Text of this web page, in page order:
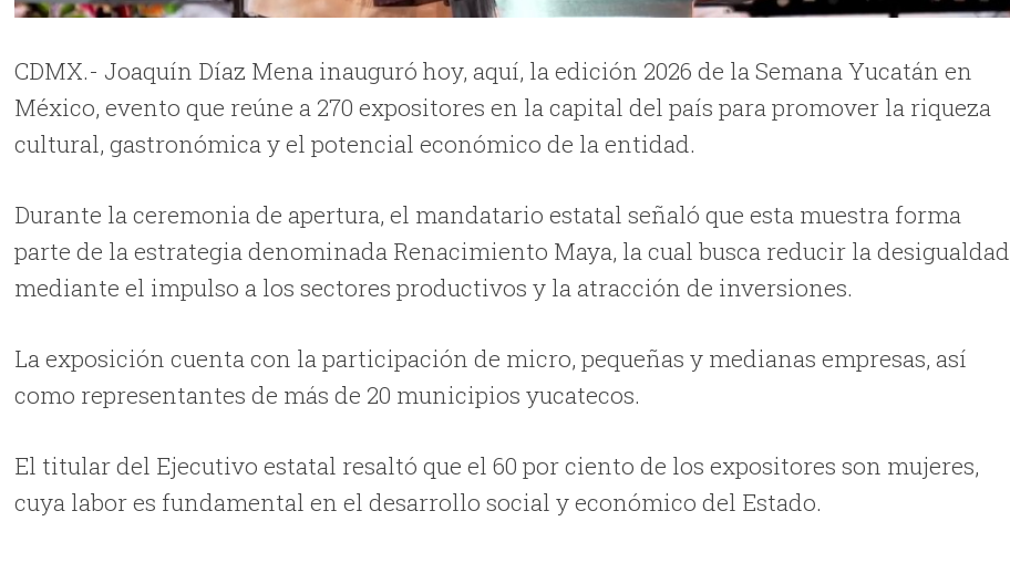
CDMX.- Joaquín Díaz Mena inauguró hoy, aquí, la edición 2026 de la Semana Yucatán en
México, evento que reúne a 270 expositores en la capital del país para promover la riqueza
cultural, gastronómica y el potencial económico de la entidad.
Durante la ceremonia de apertura, el mandatario estatal señaló que esta muestra forma
parte de la estrategia denominada Renacimiento Maya, la cual busca reducir la desigualdad
mediante el impulso a los sectores productivos y la atracción de inversiones.
La exposición cuenta con la participación de micro, pequeñas y medianas empresas, así
como representantes de más de 20 municipios yucatecos.
El titular del Ejecutivo estatal resaltó que el 60 por ciento de los expositores son mujeres,
cuya labor es fundamental en el desarrollo social y económico del Estado.